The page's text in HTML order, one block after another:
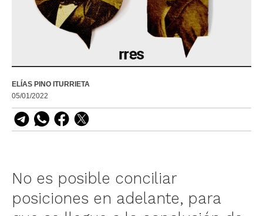
ELÍAS PINO ITURRIETA
05/01/2022
No es posible conciliar
posiciones en adelante, para